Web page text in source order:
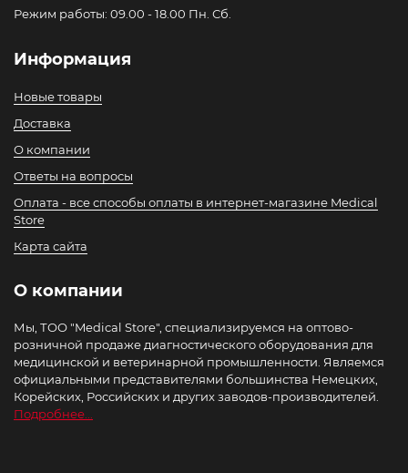
Режим работы: 09.00 - 18.00 Пн. Сб.
Информация
Новые товары
Доставка
О компании
Ответы на вопросы
Оплата - все способы оплаты в интернет-магазине Medical
Store
Карта сайта
О компании
Мы, ТОО "Medical Store", специализируемся на оптово-
розничной продаже диагностического оборудования для
медицинской и ветеринарной промышленности. Являемся
официальными представителями большинства Немецких,
Корейских, Российских и других заводов-производителей.
Подробнее...